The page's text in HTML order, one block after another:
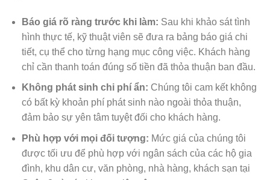
Báo giá rõ ràng trước khi làm: Sau khi khảo sát tình
hình thực tế, kỹ thuật viên sẽ đưa ra bảng báo giá chi
tiết, cụ thể cho từng hạng mục công việc. Khách hàng
chỉ cần thanh toán đúng số tiền đã thỏa thuận ban đầu.
Không phát sinh chi phí ẩn: Chúng tôi cam kết không
có bất kỳ khoản phí phát sinh nào ngoài thỏa thuận,
đảm bảo sự yên tâm tuyệt đối cho khách hàng.
Phù hợp với mọi đối tượng: Mức giá của chúng tôi
được tối ưu để phù hợp với ngân sách của các hộ gia
đình, khu dân cư, văn phòng, nhà hàng, khách sạn tại